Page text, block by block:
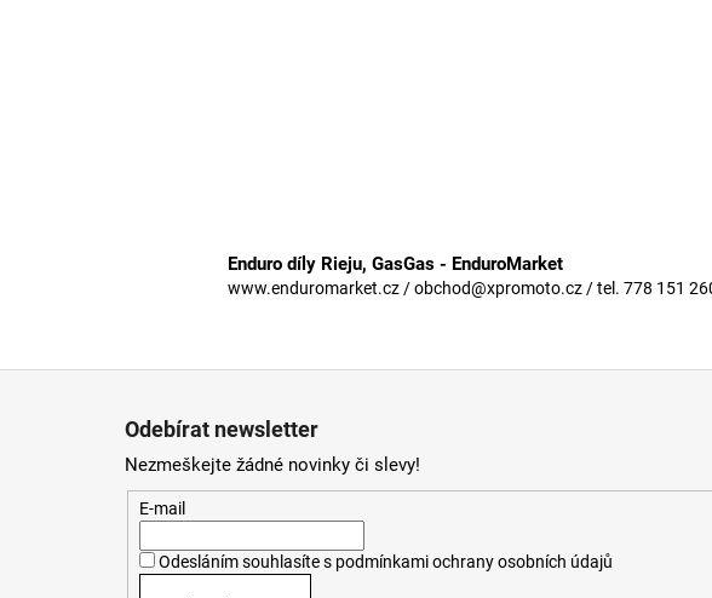
Enduro díly Rieju, GasGas - EnduroMarket
www.enduromarket.cz / obchod@xpromoto.cz / tel. 778 151
Odebírat newsletter
Nezmeškejte žádné novinky či slevy!
E-mail
Odesláním souhlasíte s podmínkami ochrany osobních údajů